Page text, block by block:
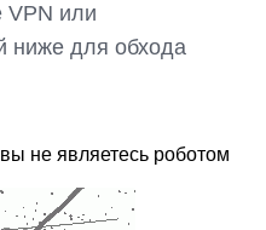
VPN или
ниже для обхода
не являетесь роботом